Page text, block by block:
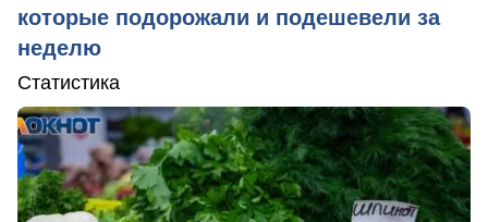
которые подорожали и подешевели за
неделю
Статистика